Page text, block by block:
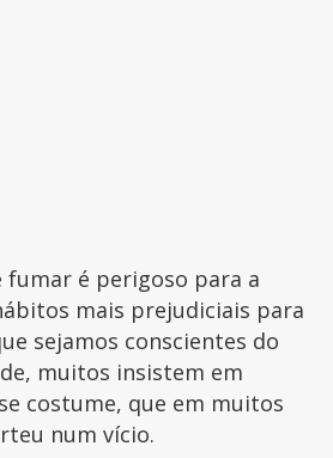
fumar é perigoso para a
mais prejudiciais para
sejamos conscientes do
muitos insistem em
costume, que em muitos
num vício.